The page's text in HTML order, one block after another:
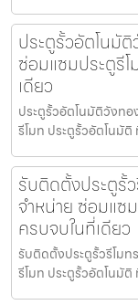
ประตูรั้วอัตโนมั
ซ่อมแซมประตูรี
เดียว
ประตูรั้วอัตโนมัติวังท
รีโมท ประตูรั้วอัตโนมั
รับติดตั้งประตูรั้
จำหน่าย ซ่อมแซ
ครบจบในที่เดียว
รับติดตั้งประตูรั้วรีโมท
รีโมท ประตูรั้วอัตโนมั